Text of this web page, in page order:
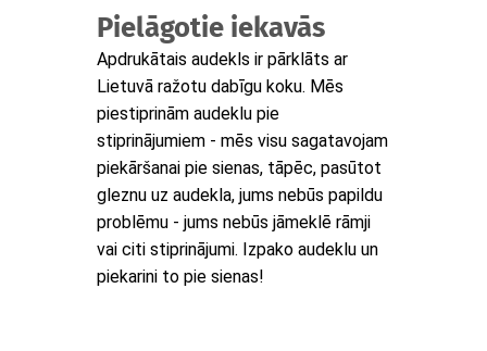
Pielāgotie iekavās
Apdrukātais audekls ir pārklāts ar
Lietuvā ražotu dabīgu koku. Mēs
piestiprinām audeklu pie
stiprinājumiem - mēs visu sagatavojam
piekāršanai pie sienas, tāpēc, pasūtot
gleznu uz audekla, jums nebūs papildu
problēmu - jums nebūs jāmeklē rāmji
vai citi stiprinājumi. Izpako audeklu un
piekarini to pie sienas!